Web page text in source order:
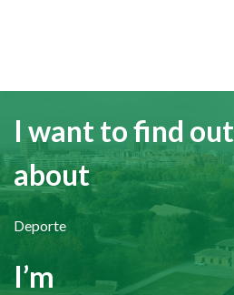
I want to find out
about
Deporte
I’m